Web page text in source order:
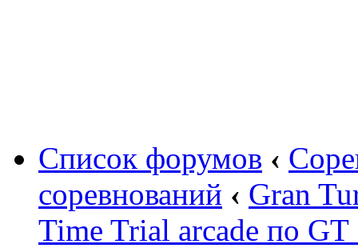
Список форумов ‹
соревнований ‹ Gran
Time Trial arcade по GT